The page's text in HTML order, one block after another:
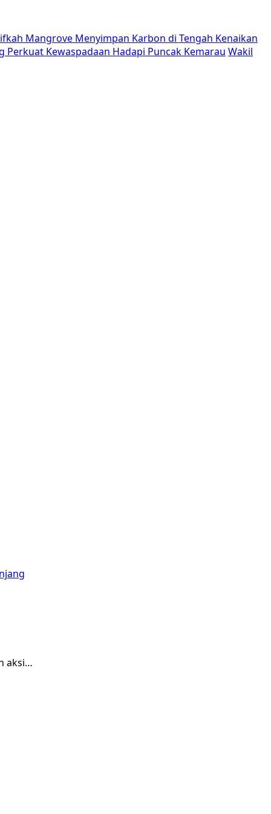
Mangrove Menyimpan Karbon di Tengah Kenaikan
Perkuat Kewaspadaan Hadapi Puncak Kemarau Wakil
aksi…